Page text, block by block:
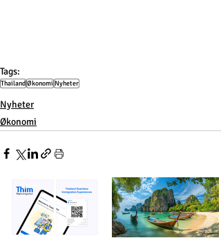
Tags:
ThailandØkonomi Nyheter
Nyheter
Økonomi